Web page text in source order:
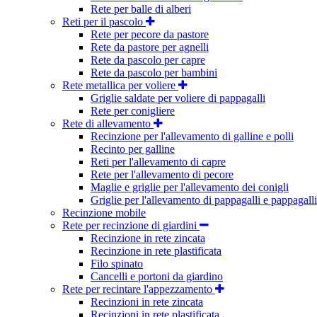
Rete per balle di alberi
Reti per il pascolo
Rete per pecore da pastore
Rete da pastore per agnelli
Rete da pascolo per capre
Rete da pascolo per bambini
Rete metallica per voliere
Griglie saldate per voliere di pappagalli
Rete per conigliere
Rete di allevamento
Recinzione per l'allevamento di galline e polli
Recinto per galline
Reti per l'allevamento di capre
Rete per l'allevamento di pecore
Maglie e griglie per l'allevamento dei conigli
Griglie per l'allevamento di pappagalli e
Recinzione mobile
Rete per recinzione di giardini
Recinzione in rete zincata
Recinzione in rete plastificata
Filo spinato
Cancelli e portoni da giardino
Rete per recintare l'appezzamento
Recinzioni in rete zincata